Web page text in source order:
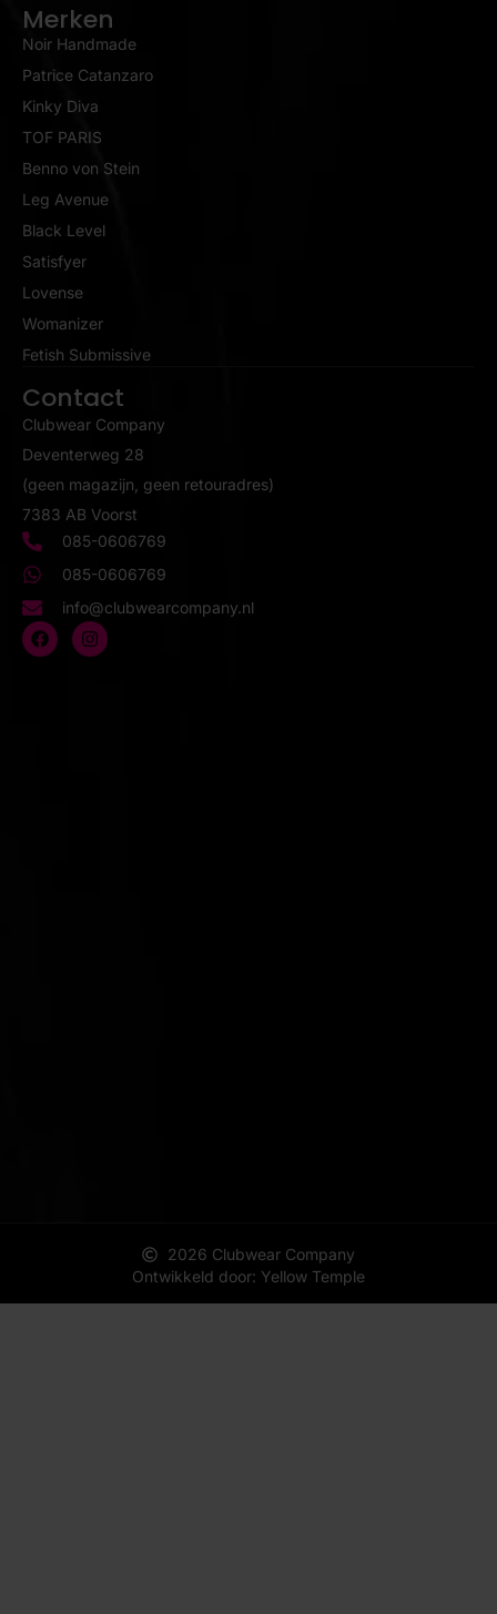
Merken
Noir Handmade
Patrice Catanzaro
Kinky Diva
TOF PARIS
Benno von Stein
Leg Avenue
Black Level
Satisfyer
Lovense
Womanizer
Fetish Submissive
Contact
Clubwear Company
Deventerweg 28
(geen magazijn, geen retouradres)
7383 AB Voorst
085-0606769
085-0606769
info@clubwearcompany.nl
2026 Clubwear Company
Ontwikkeld door: Yellow Temple